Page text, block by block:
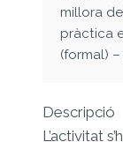
millora
pràctica
(formal)
Descripció
L’activitat